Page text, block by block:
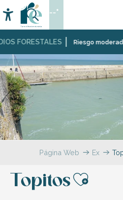
au
contenu
principal
FORESTALES Riesgo
Accessibilité
Buscar
--°
Página Web
Topitos